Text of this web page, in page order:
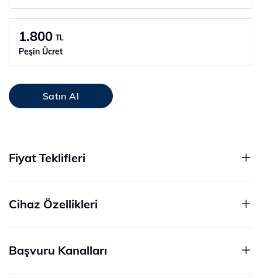
1.800 TL
Peşin Ücret
Satın Al
Fiyat Teklifleri
Cihaz Özellikleri
Başvuru Kanalları